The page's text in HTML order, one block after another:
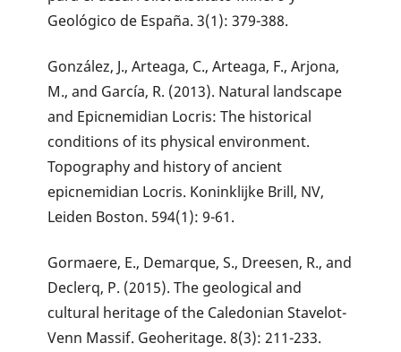
Geológico de España. 3(1): 379-388.
González, J., Arteaga, C., Arteaga, F., Arjona,
M., and García, R. (2013). Natural landscape
and Epicnemidian Locris: The historical
conditions of its physical environment.
Topography and history of ancient
epicnemidian Locris. Koninklijke Brill, NV,
Leiden Boston. 594(1): 9-61.
Gormaere, E., Demarque, S., Dreesen, R., and
Declerq, P. (2015). The geological and
cultural heritage of the Caledonian Stavelot-
Venn Massif. Geoheritage. 8(3): 211-233.